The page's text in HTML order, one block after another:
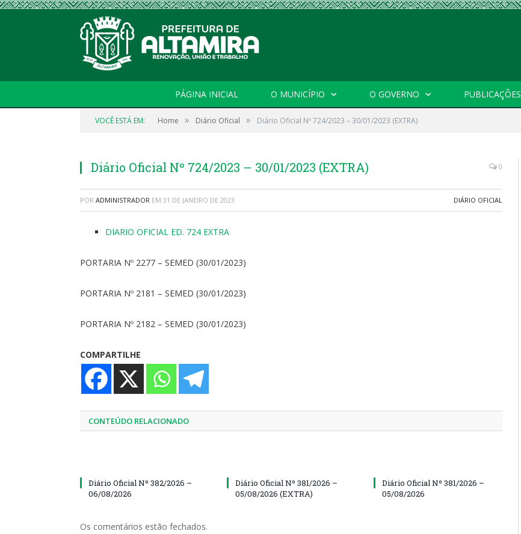
PÁGINA INICIAL O MUNICÍPIO O GOVERNO PUBLICAÇÕES
VOCÊ ESTÁ EM: Home » Diário Oficial » Diário Oficial Nº 724/2023 – 30/01/2023 (EXTRA)
Diário Oficial Nº 724/2023 – 30/01/2023 (EXTRA) 0
POR ADMINISTRADOR EM 31 DE JANEIRO DE 2023 DIÁRIO OFICIAL
DIARIO OFICIAL ED. 724 EXTRA
PORTARIA Nº 2277 – SEMED (30/01/2023)
PORTARIA Nº 2181 – SEMED (30/01/2023)
PORTARIA Nº 2182 – SEMED (30/01/2023)
COMPARTILHE
CONTEÚDO RELACIONADO
Diário Oficial Nº 382/2026 –
06/08/2026
Diário Oficial Nº 381/2026 –
05/08/2026 (EXTRA)
Diário Oficial Nº 381/2026 –
05/08/2026
Os comentários estão fechados.